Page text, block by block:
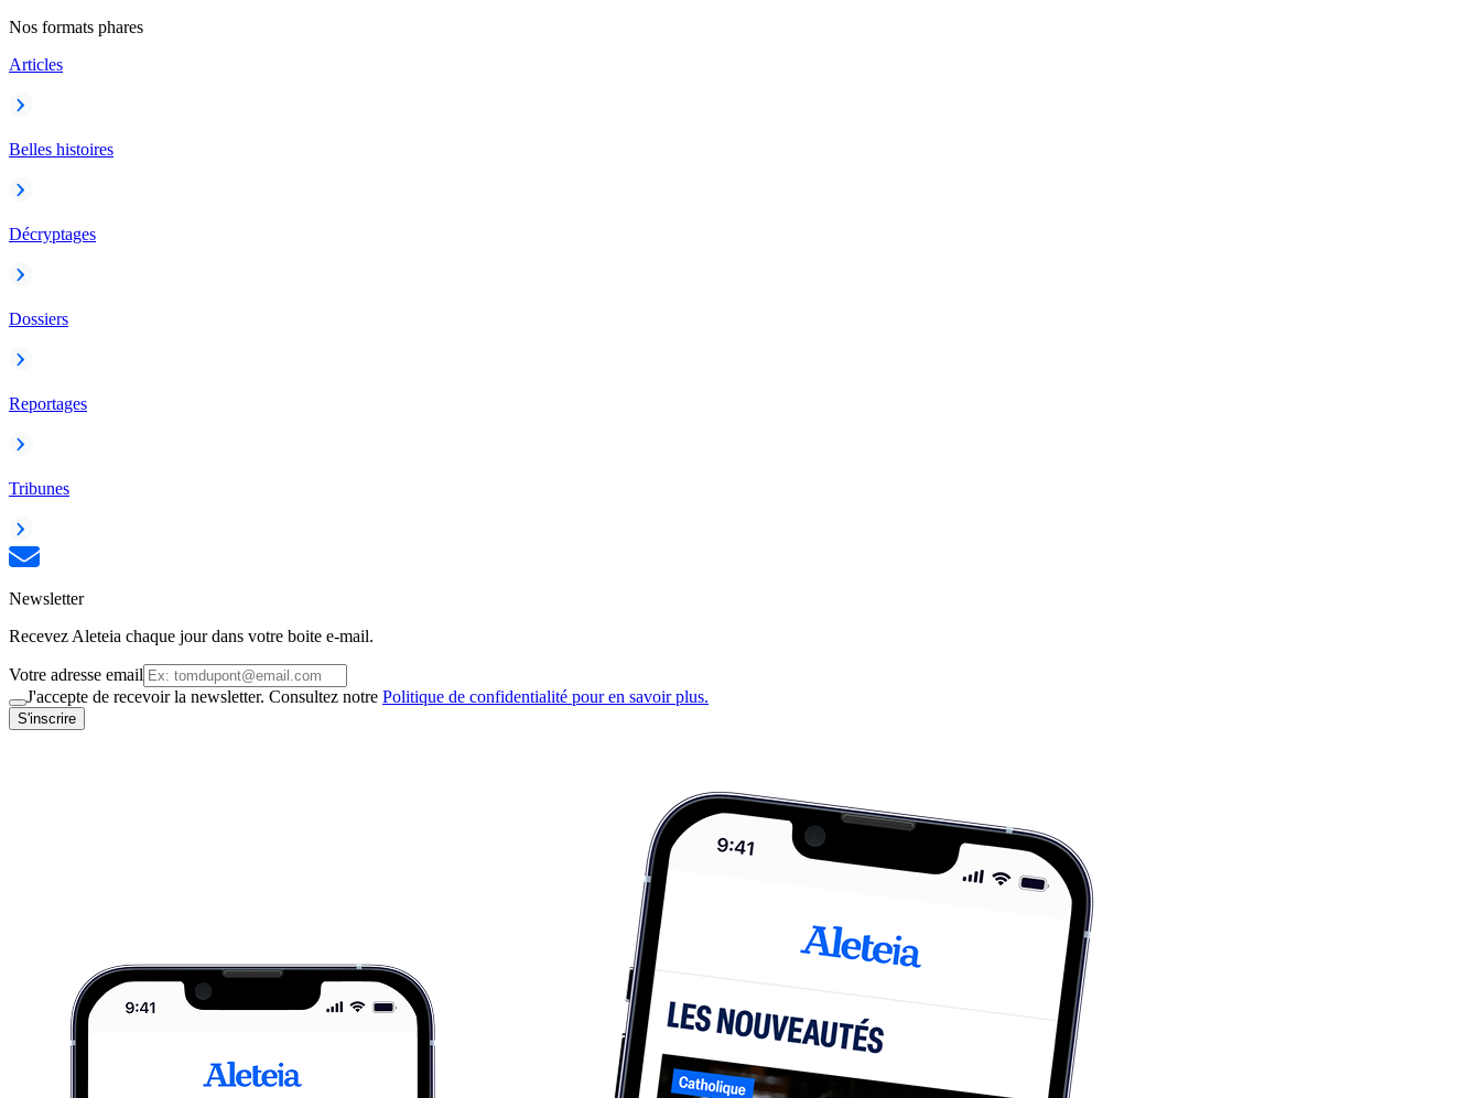
Nos formats phares
Articles
Belles histoires
Décryptages
Dossiers
Reportages
Tribunes
Newsletter
Recevez Aleteia chaque jour dans votre boite e-mail.
Votre adresse email
J'accepte de recevoir la newsletter. Consultez notre Politique de confidentialité pour en savoir plus.
S'inscrire